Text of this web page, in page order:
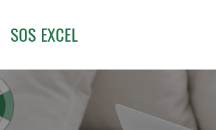
contenuto
SOS EXCEL